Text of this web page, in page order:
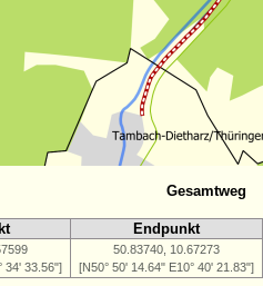
Gesamtweg
Endpunkt
34' 33.56"]
50.83740, 10.67273
[N50° 50' 14.64" E10° 40' 21.83"]